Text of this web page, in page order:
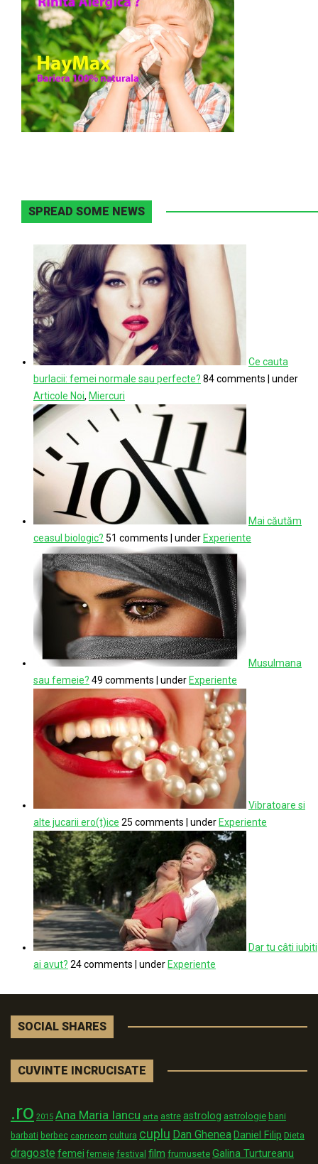
SPREAD SOME NEWS
Ce cauta
burlacii: femei normale sau perfecte? 84 comments | under
Articole Noi, Miercuri
Mai căutăm
ceasul biologic? 51 comments | underExperiente
Musulmana
sau femeie? 49 comments | underExperiente
Vibratoare si
alte jucarii ero(t)ice 25 comments | underExperiente
Dar tu câti iubiti
ai avut? 24 comments | underExperiente
SOCIAL SHARES
CUVINTE INCRUCISATE
.ro 2015 Ana Maria Iancu arta astre astrolog astrologie bani
barbati berbec capricorn cultura cuplu Dan GheneaDaniel Filip Dieta
dragoste femei femeie festival film frumusete Galina Turtureanu